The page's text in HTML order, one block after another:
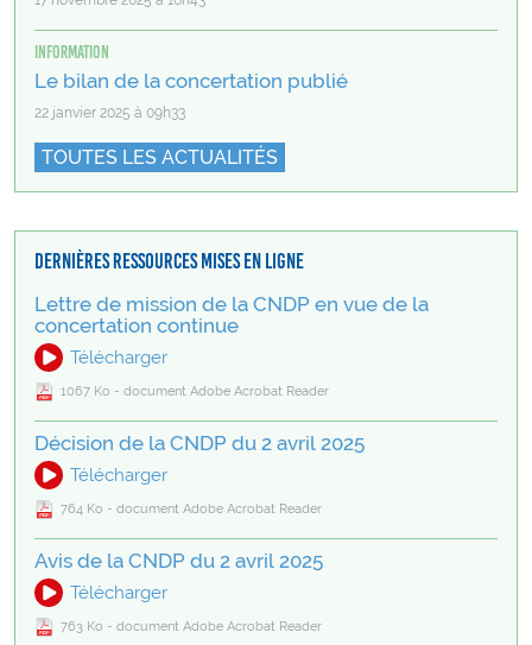
Information
Le bilan de la concertation publié
22 janvier 2025 à 09h33
TOUTES LES ACTUALITÉS
Dernières ressources mises en ligne
Lettre de mission de la CNDP en vue de la
concertation continue
Télécharger
1067 Ko - document Adobe Acrobat Reader
Décision de la CNDP du 2 avril 2025
Télécharger
764 Ko - document Adobe Acrobat Reader
Avis de la CNDP du 2 avril 2025
Télécharger
763 Ko - document Adobe Acrobat Reader